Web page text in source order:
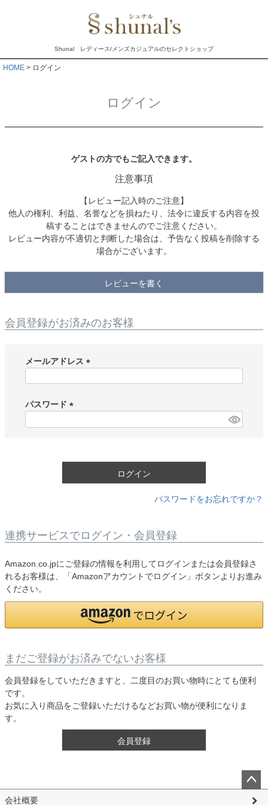
Shunal レディース/メンズカジュアルのセレクトショップ
HOME ログイン
ログイン
ゲストの方でもご記入できます。
注意事項
【レビュー記入時のご注意】
他人の権利、利益、名誉などを損ねたり、法令に違反する内容を投
稿することはできませんのでご注意ください。
レビュー内容が不適切と判断した場合は、予告なく投稿を削除する
場合がございます。
レビューを書く
会員登録がお済みのお客様
メールアドレス
)
パスワード
ログイン
パスワードをお忘れですか？
連携サービスでログイン・会員登録
Amazon.co.jpにご登録の情報を利用してログインまたは会員登録さ
れるお客様は、「Amazonアカウントでログイン」ボタンよりお進み
ください。
まだご登録がお済みでないお客様
会員登録をしていただきますと、二度目のお買い物時にとても便利
です。
お気に入り商品をご登録いただけるなどお買い物が便利になりま
す。
会員登録
ペー
会社概要